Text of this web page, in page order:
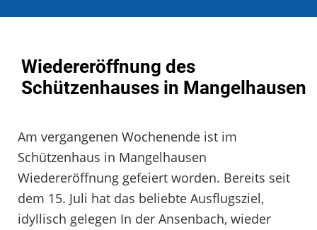
Wiedereröffnung des
Schützenhauses in Mangelhausen
Am vergangenen Wochenende ist im
Schützenhaus in Mangelhausen
Wiedereröffnung gefeiert worden. Bereits seit
dem 15. Juli hat das beliebte Ausflugsziel,
idyllisch gelegen In der Ansenbach, wieder